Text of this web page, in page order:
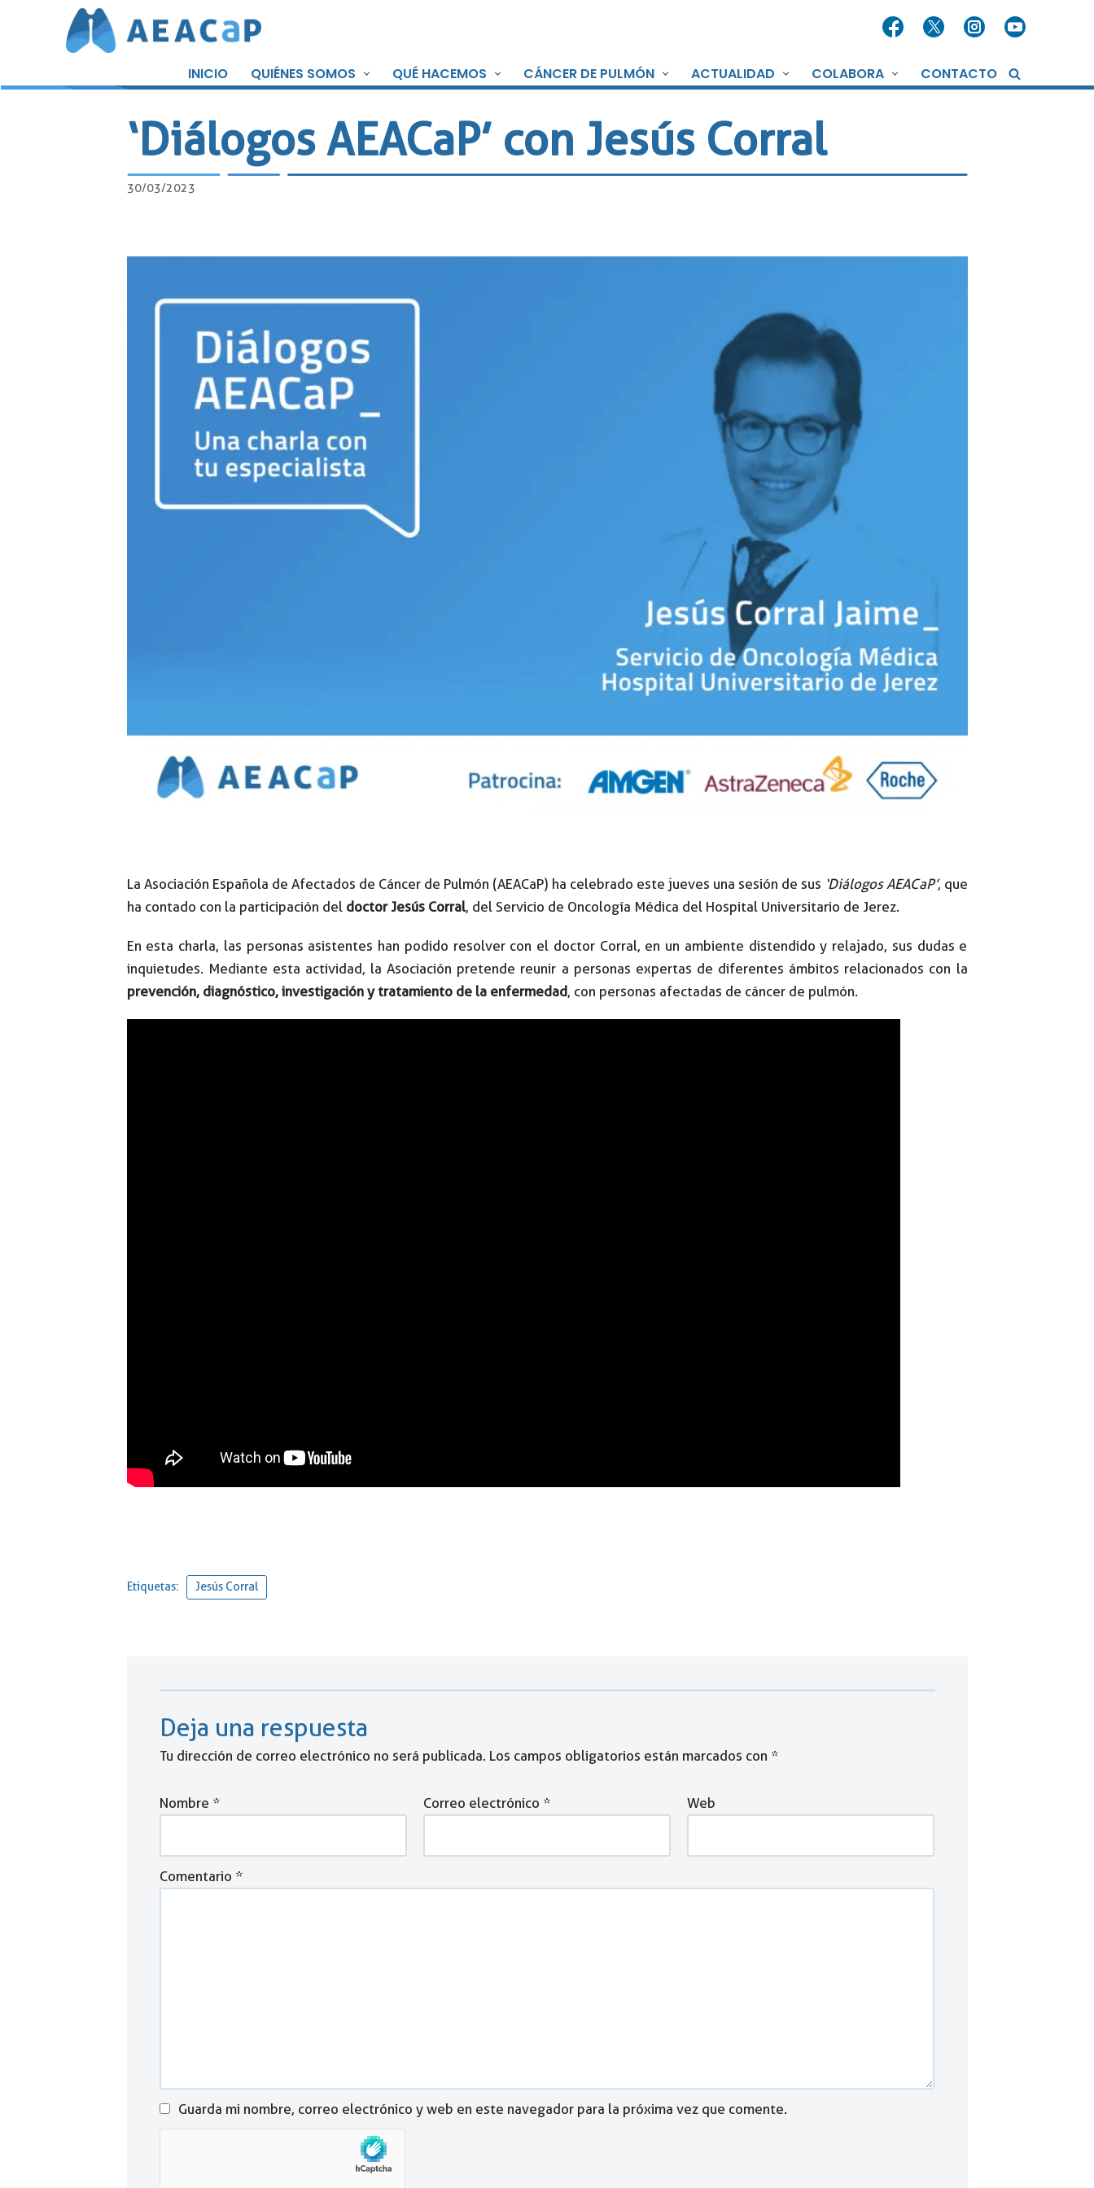
contenido
INICIO QUIÉNES SOMOS QUÉ HACEMOS CÁNCER DE PULMÓN ACTUALIDAD COLABORA CONTACTO
‘Diálogos AEACaP’ con Jesús Corral
30/03/2023
La Asociación Española de Afectados de Cáncer de Pulmón (AEACaP) ha celebrado este jueves una sesión de sus ‘Diálogos AEACaP’, que
ha contado con la participación del doctor Jesús Corral, del Servicio de Oncología Médica del Hospital Universitario de Jerez.
En esta charla, las personas asistentes han podido resolver con el doctor Corral, en un ambiente distendido y relajado, sus dudas e
inquietudes. Mediante esta actividad, la Asociación pretende reunir a personas expertas de diferentes ámbitos relacionados con la
prevención, diagnóstico, investigación y tratamiento de la enfermedad, con personas afectadas de cáncer de pulmón.
Etiquetas: Jesús Corral
Deja una respuesta
Tu dirección de correo electrónico no será publicada. Los campos obligatorios están marcados con *
Nombre * Correo electrónico * Web
Comentario *
Guarda mi nombre, correo electrónico y web en este navegador para la próxima vez que comente.